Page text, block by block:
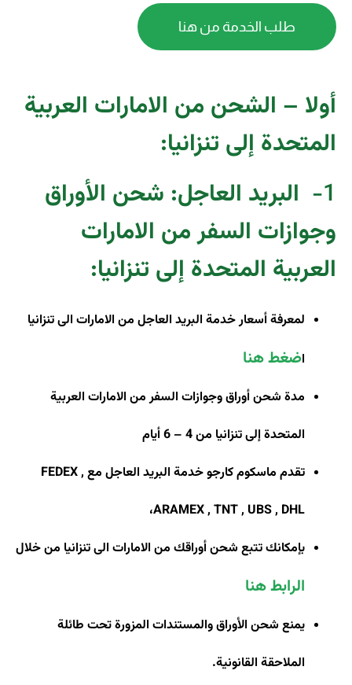
طلب الخدمة من هنا
أولا – الشحن من الامارات العربية
المتحدة إلى تنزانيا:
1-
البريد العاجل: شحن الأوراق
وجوازات السفر من الامارات
العربية المتحدة إلى تنزانيا:
لمعرفة أسعار خدمة البريد العاجل من الامارات الى تنزانيا
اضغط هنا
مدة شحن أوراق وجوازات السفر من الامارات العربية
المتحدة إلى تنزانيا من 4 – 6 أيام
تقدم ماسكوم كارجو خدمة البريد العاجل مع FEDEX ,
ARAMEX , TNT , UBS , DHL،
بإمكانك تتبع شحن أوراقك من الامارات الى تنزانيا من خلال
الرابط هنا
يمنع شحن الأوراق والمستندات المزورة تحت طائلة
الملاحقة القانونية.